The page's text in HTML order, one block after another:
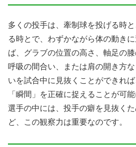
多くの投手は、牽制球を投げる時
る時とで、わずかながら体の動き
ば、グラブの位置の高さ、軸足の膝
呼吸の間合い、または肩の開き方
いを試合中に見抜くことができれ
「瞬間」を正確に捉えることが可
選手の中には、投手の癖を見抜く
ど、この観察力は重要なのです。